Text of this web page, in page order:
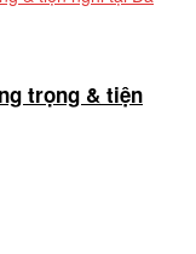
trọng & tiện